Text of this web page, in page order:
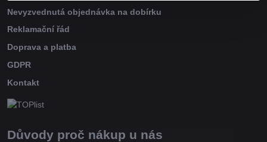
Nevyzvednutá objednávka na dobírku
Reklamační řád
Doprava a platba
GDPR
Kontakt
Důvody proč nákup u nás